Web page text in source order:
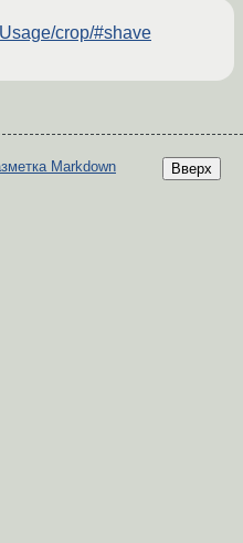
crop/#shave
Вверх
Markdown